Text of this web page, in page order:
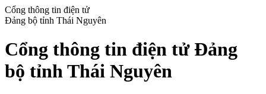
Cổng thông tin điện tử
Đảng bộ tỉnh Thái Nguyên
Cổng thông tin điện tử Đảng
bộ tỉnh Thái Nguyên